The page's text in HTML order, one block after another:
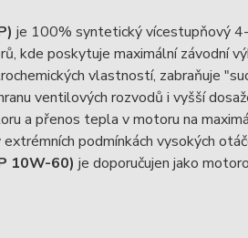
je 100% syntetický vícestupňový
kde poskytuje maximální závodní
vlastností, zabraňuje
ventilových rozvodů i vyšší
a přenos tepla v motoru na
podmínkách vysokých
10W-60) je doporučujen jako